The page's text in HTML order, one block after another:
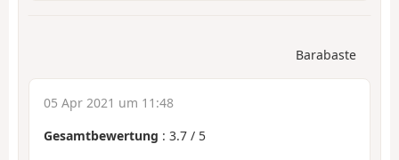
Barabaste
05 Apr 2021 um 11:48
Gesamtbewertung : 3.7 / 5